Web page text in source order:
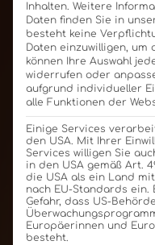
Inhalten. Weitere
Daten finden Sie in
besteht keine
Daten einzuwilligen, um
können Ihre Auswahl
widerrufen oder
aufgrund individueller
alle Funktionen der
Einige Services
den USA. Mit Ihrer
Services willigen Sie
in den USA gemäß Art.
die USA als ein Land
nach EU-Standards
Gefahr, dass US-
Europäerinnen und
besteht.